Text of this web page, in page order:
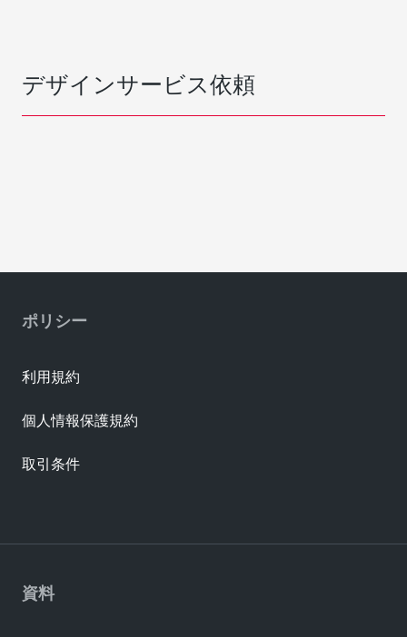
デザインサービス依頼
資料
ポリシー
利用規約
個人情報保護規約
取引条件